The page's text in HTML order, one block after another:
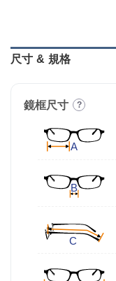
尺寸 & 規格
鏡框尺寸 ?